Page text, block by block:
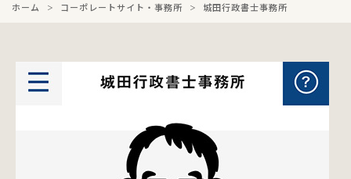
ホーム コーポレートサイト・事務所 城田行政書士事務所